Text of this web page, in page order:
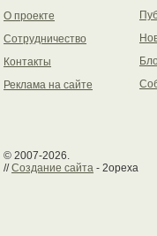
О проекте
Сотрудничество
Контакты
Реклама на сайте
© 2007-2026.
//Создание сайта - 2opexa